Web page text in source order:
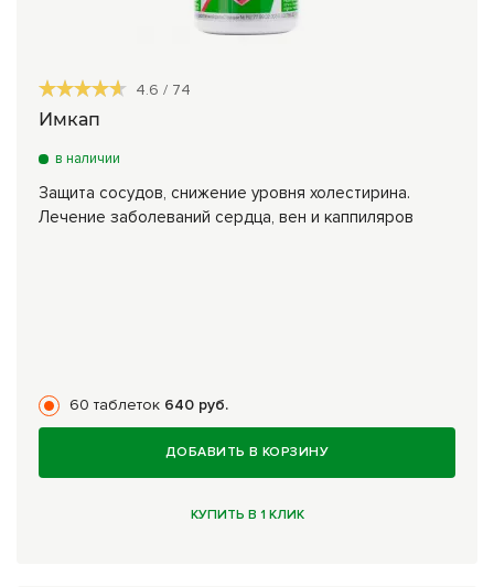
4.6 / 74
Имкап
в наличии
Защита сосудов, снижение уровня холестирина.
Лечение заболеваний сердца, вен и каппиляров
60 таблеток 640 руб.
ДОБАВИТЬ В КОРЗИНУ
КУПИТЬ В 1 КЛИК